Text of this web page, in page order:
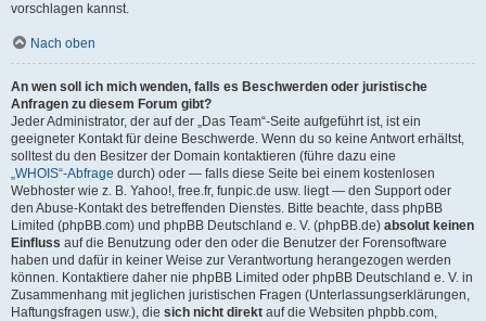
vorschlagen kannst.
Nach oben
An wen soll ich mich wenden, falls es Beschwerden oder juristische
Anfragen zu diesem Forum gibt?
Jeder Administrator, der auf der „Das Team“-Seite aufgeführt ist, ist ein
geeigneter Kontakt für deine Beschwerde. Wenn du so keine Antwort erhältst,
solltest du den Besitzer der Domain kontaktieren (führe dazu eine
„WHOIS“-Abfrage durch) oder — falls diese Seite bei einem kostenlosen
Webhoster wie z. B. Yahoo!, free.fr, funpic.de usw. liegt — den Support oder
den Abuse-Kontakt des betreffenden Dienstes. Bitte beachte, dass phpBB
Limited (phpBB.com) und phpBB Deutschland e. V. (phpBB.de) absolut keinen
Einfluss auf die Benutzung oder den oder die Benutzer der Forensoftware
haben und dafür in keiner Weise zur Verantwortung herangezogen werden
können. Kontaktiere daher nie phpBB Limited oder phpBB Deutschland e. V. in
Zusammenhang mit jeglichen juristischen Fragen (Unterlassungserklärungen,
Haftungsfragen usw.), die sich nicht direkt auf die Websiten phpbb.com,